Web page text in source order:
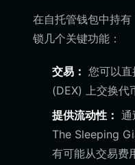
在自托管钱包中持
锁几个关键功能：
交易： 您可以
(DEX) 上交换代
提供流动性： 通
The Sleeping
有可能从交易费